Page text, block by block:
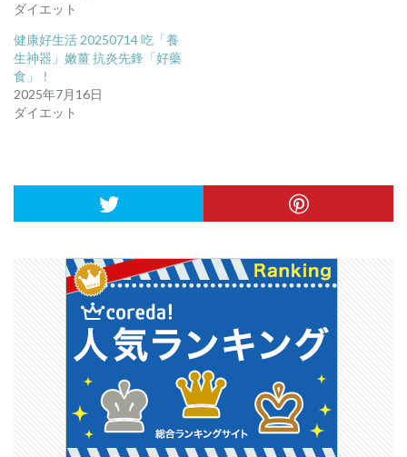
ダイエット
健康好生活 20250714 吃「養
生神器」嫩薑 抗炎先鋒「好藥
食」！
2025年7月16日
ダイエット